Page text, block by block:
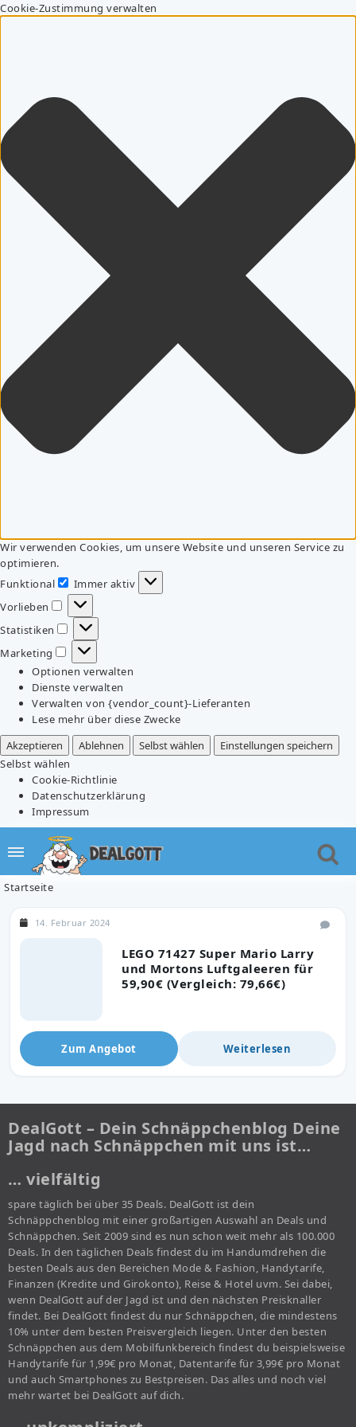
Cookie-Zustimmung verwalten
Wir verwenden Cookies, um unsere Website und unseren Service zu
optimieren.
Funktional
Funktional
Immer aktiv
Vorlieben
Vorlieben
Statistiken
Statistiken
Marketing
Marketing
Optionen verwalten
Dienste verwalten
Verwalten von {vendor_count}-Lieferanten
Lese mehr über diese Zwecke
Akzeptieren
Ablehnen Selbst wählen
Einstellungen speichern
Selbst wählen
Cookie-Richtlinie
Datenschutzerklärung
Impressum
Startseite
LEGO 71427 Super Mario Larry
und Mortons Luftgaleeren für
59,90€ (Vergleich: 79,66€)
14. Februar 2024
Zum Angebot Weiterlesen
DealGott – Dein Schnäppchenblog Deine
Jagd nach Schnäppchen mit uns ist…
… vielfältig
spare täglich bei über 35 Deals. DealGott ist dein
Schnäppchenblog mit einer großartigen Auswahl an Deals und
Schnäppchen. Seit 2009 sind es nun schon weit mehr als 100.000
Deals. In den täglichen Deals findest du im Handumdrehen die
besten Deals aus den Bereichen Mode & Fashion, Handytarife,
Finanzen (Kredite und Girokonto), Reise & Hotel uvm. Sei dabei,
wenn DealGott auf der Jagd ist und den nächsten Preisknaller
findet. Bei DealGott findest du nur Schnäppchen, die mindestens
10% unter dem besten Preisvergleich liegen. Unter den besten
Schnäppchen aus dem Mobilfunkbereich findest du beispielsweise
Handytarife für 1,99€ pro Monat, Datentarife für 3,99€ pro Monat
und auch Smartphones zu Bestpreisen. Das alles und noch viel
mehr wartet bei DealGott auf dich.